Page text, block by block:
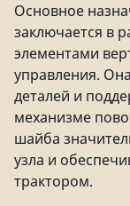
Основное
заключается в
элементами
управления.
деталей и
механизме
шайба
узла и
трактором.